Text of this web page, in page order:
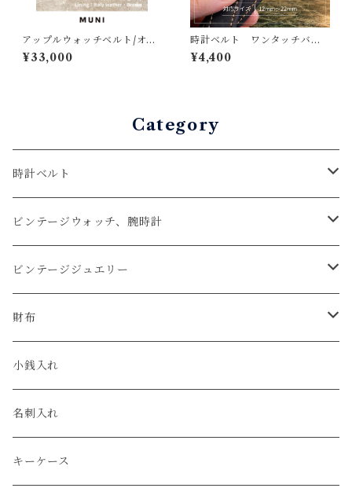
アップルウォッチベルト/オイ
ルコードバン・バーガンデ
ィ・ボンベ型（For 42/44/4
¥33,000
時計ベルト ワンタッチバネ
棒加工（持ち込み後加工）ア
ビエ仕様 クイックリリー
¥4,400
Category
時計ベルト
アップルウォッチベルト
コードバン
クロコダイル
エコレザー
エレファント
アリゲーター
ビンテージウォッチ、腕時計
オメガ / OMEGA
ユリスナルダン / ULYSSE NARDIN
セイコー / SEIKO
ルミノックス / LUMINOX
エルメス / HERMES
ビンテージジュエリー
カルティエ / Cartier
財布
コンパクト
長財布
小銭入れ
名刺入れ
キーケース